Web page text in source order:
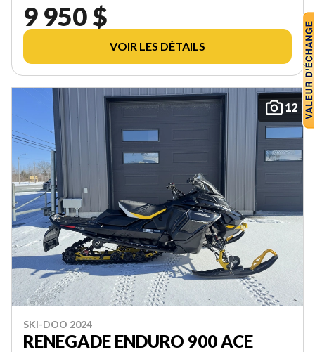
9 950 $
VOIR LES DÉTAILS
12
SKI-DOO 2024
RENEGADE ENDURO 900 ACE